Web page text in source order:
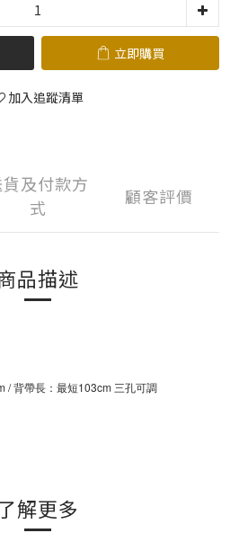
立即購買
加入追蹤清單
及付款方
式
顧客評價
品描述
/ 背帶長：最短103cm 三孔可調
解更多